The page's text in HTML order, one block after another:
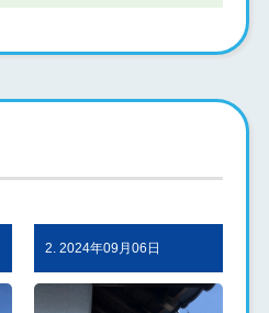
2. 2024年09月06日